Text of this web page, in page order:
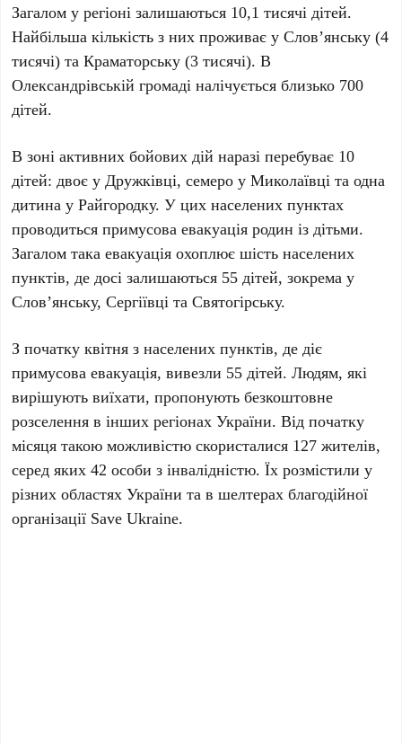
Загалом у регіоні залишаються 10,1 тисячі дітей.
Найбільша кількість з них проживає у Слов’янську (4
тисячі) та Краматорську (3 тисячі). В
Олександрівській громаді налічується близько 700
дітей.
В зоні активних бойових дій наразі перебуває 10
дітей: двоє у Дружківці, семеро у Миколаївці та одна
дитина у Райгородку. У цих населених пунктах
проводиться примусова евакуація родин із дітьми.
Загалом така евакуація охоплюєшість населених
пунктів, де досі залишаються 55 дітей, зокрема у
Слов’янську, Сергіївці та Святогірську.
З початку квітня з населених пунктів, де діє
примусова евакуація, вивезли 55 дітей. Людям, які
вирішують виїхати, пропонують безкоштовне
розселення в інших регіонах України. Від початку
місяця такою можливістю скористалися 127 жителів,
серед яких42 особи з інвалідністю. Їх розмістили у
різних областях України та в шелтерах благодійної
організації Save Ukraine.